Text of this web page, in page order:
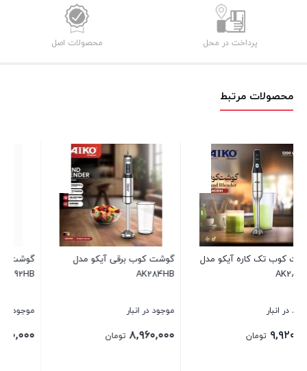
پرداخت در محل محصولات اصل
محصولات مرتبط
گوشت کوب برقی آیکو مدل
۱۳,۴۴۰,۰۰۰
گوشت کوب 3کاره حرفه ای
۹,۹۲۰,۰۰۰